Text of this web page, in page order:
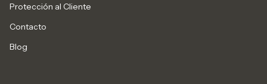
Protección al Cliente
Contacto
Blog